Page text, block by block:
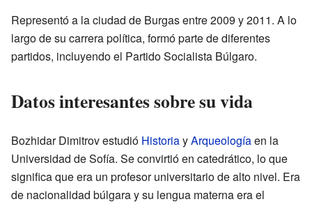
Representó a la ciudad de Burgas entre 2009 y 2011. A lo
largo de su carrera política, formó parte de diferentes
partidos, incluyendo el Partido Socialista Búlgaro.
Datos interesantes sobre su vida
Bozhidar Dimitrov estudió HistoriayArqueologíaen la
Universidad de Sofía. Se convirtió en catedrático, lo que
significa que era un profesor universitario de alto nivel. Era
de nacionalidad búlgara y su lengua materna era el